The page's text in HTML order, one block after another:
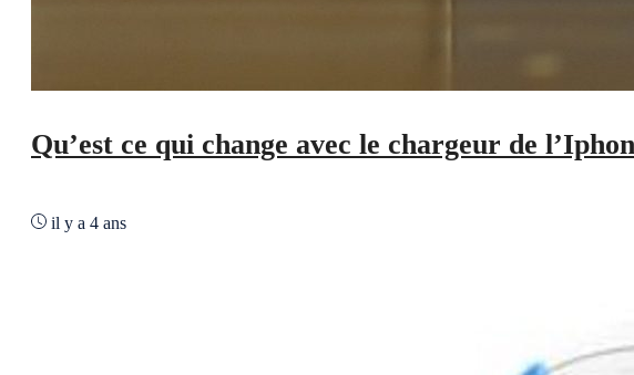
Qu’est ce qui change avec le chargeur de
il y a 4 ans